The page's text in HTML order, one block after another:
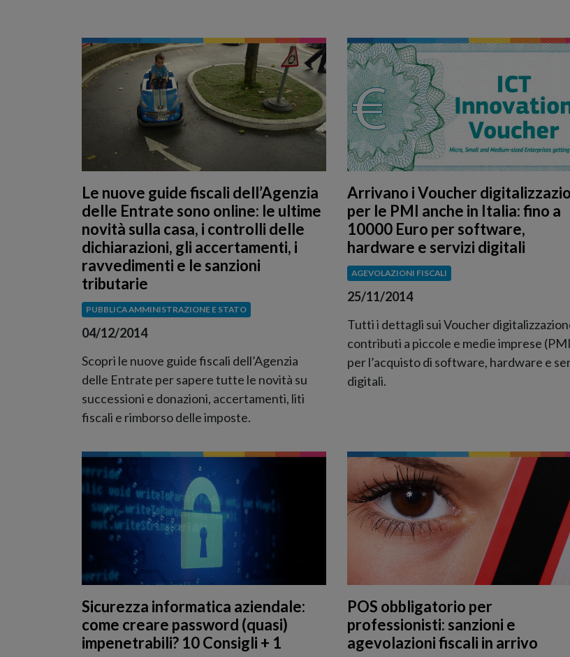
Le nuove guide fiscali dell’Agenzia
delle Entrate sono online: le ultime
novità sulla casa, i controlli delle
dichiarazioni, gli accertamenti, i
ravvedimenti e le sanzioni
tributarie
PUBBLICA AMMINISTRAZIONE E STATO
04/12/2014
Scopri le nuove guide fiscali dell’Agenzia
delle Entrate per sapere tutte le novità su
successioni e donazioni, accertamenti, liti
fiscali e rimborso delle imposte.
Arrivano i Voucher
per le PMI anche in Italia: fino a
10000 Euro per software,
hardware e servizi digitali
AGEVOLAZIONI FISCALI
25/11/2014
Tutti i dettagli sui Voucher
contributi a piccole e medie imprese
per l’acquisto di software, hardware e
digitali.
Sicurezza informatica aziendale:
come creare password (quasi)
impenetrabili? 10 Consigli + 1
POS obbligatorio per
professionisti: sanzioni e
agevolazioni fiscali in arrivo